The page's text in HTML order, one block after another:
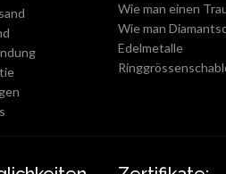
Wie man einen
Wie man
Edelmetalle